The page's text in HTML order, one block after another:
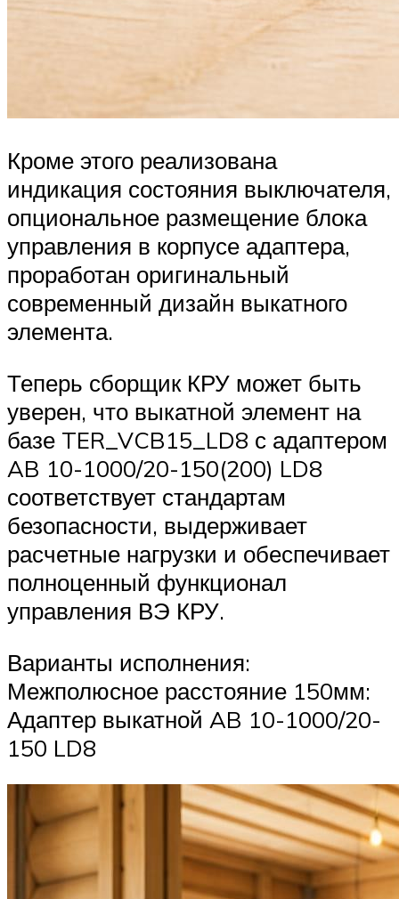
Кроме этого реализована
индикация состояния выключателя,
опциональное размещение блока
управления в корпусе адаптера,
проработан оригинальный
современный дизайн выкатного
элемента.
Теперь сборщик КРУ может быть
уверен, что выкатной элемент на
базе TER_VCB15_LD8 с адаптером
AB 10-1000/20-150(200) LD8
соответствует стандартам
безопасности, выдерживает
расчетные нагрузки и обеспечивает
полноценный функционал
управления ВЭ КРУ.
Варианты исполнения:
Межполюсное расстояние 150мм:
Адаптер выкатной AB 10-1000/20-
150 LD8